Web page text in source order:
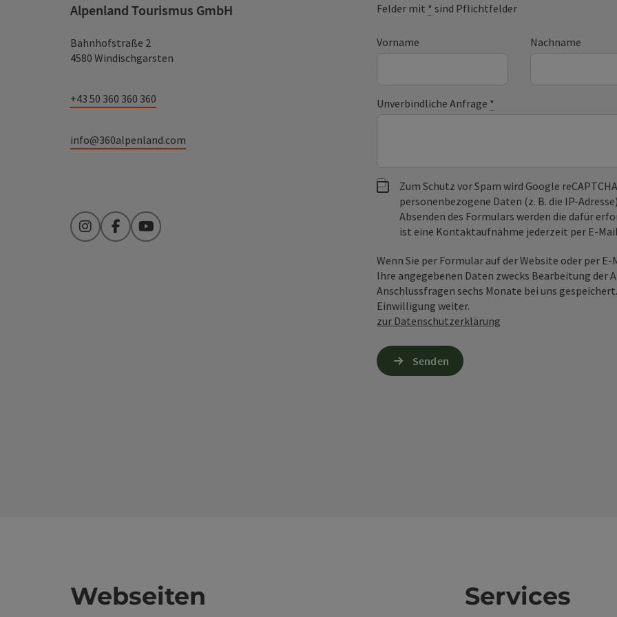
Alpenland Tourismus GmbH
Bahnhofstraße 2
4580 Windischgarsten
+43 50 360 360 360
info@360alpenland.com
InstagramFacebookYouTube
Felder mit * sind Pflichtfelder
Vorname Nachname
Unverbindliche Anfrage *
Zum Schutz vor Spam wird Google
personenbezogene Daten (z. B. die IP-
Absenden des Formulars werden die dafür
ist eine Kontaktaufnahme jederzeit per E-
Wenn Sie per Formular auf der Website oder per
Ihre angegebenen Daten zwecks Bearbeitung der
Anschlussfragen sechs Monate bei uns
Einwilligung weiter.
zur Datenschutzerklärung
Senden
Webseiten Services